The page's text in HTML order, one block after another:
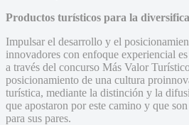
Productos turísticos para la
Impulsar el desarrollo y el
innovadores con enfoque experiencial
a través del concurso Más Valor
posicionamiento de una cultura
turística, mediante la distinción y la
que apostaron por este camino y que
para sus pares.